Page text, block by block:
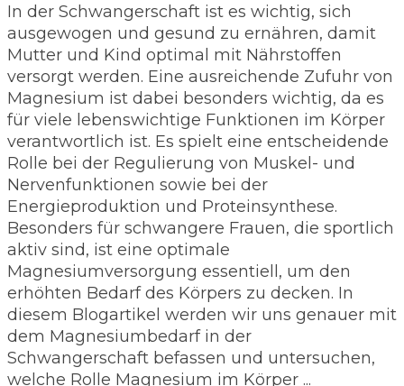
In der Schwangerschaft ist es wichtig, sich
ausgewogen und gesund zu ernähren, damit
Mutter und Kind optimal mit Nährstoffen
versorgt werden. Eine ausreichende Zufuhr von
Magnesium ist dabei besonders wichtig, da es
für viele lebenswichtige Funktionen im Körper
verantwortlich ist. Es spielt eine entscheidende
Rolle bei der Regulierung von Muskel- und
Nervenfunktionen sowie bei der
Energieproduktion und Proteinsynthese.
Besonders für schwangere Frauen, die sportlich
aktiv sind, ist eine optimale
Magnesiumversorgung essentiell, um den
erhöhten Bedarf des Körpers zu decken. In
diesem Blogartikel werden wir uns genauer mit
dem Magnesiumbedarf in der
Schwangerschaft befassen und untersuchen,
welche Rolle Magnesium im Körper ...